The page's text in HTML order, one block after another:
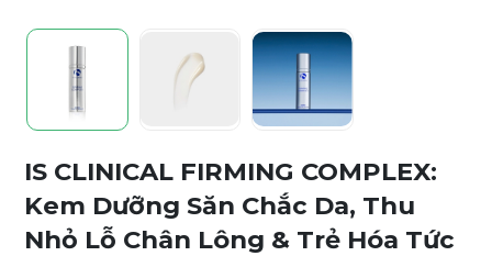
IS CLINICAL FIRMING COMPLEX:
Kem Dưỡng Săn Chắc Da, Thu
Nhỏ Lỗ Chân Lông & Trẻ Hóa Tức